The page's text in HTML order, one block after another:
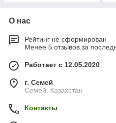
О нас
Рейтинг не сформирован
Менее 5 отзывов за
Работает с 12.05.2020
г. Семей
Семей, Казахстан
Контакты